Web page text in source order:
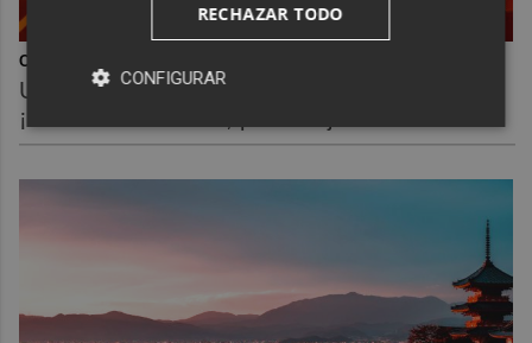
Corepunk MMORPG
Un verdadero MMORPG de la vieja escuela
¡Cómo los de antes, pero mejor!
RECHAZAR TODO
CONFIGURAR